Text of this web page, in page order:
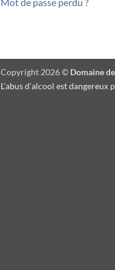
Copyright 2026 © Domaine
L'abus d'alcool est dangereux